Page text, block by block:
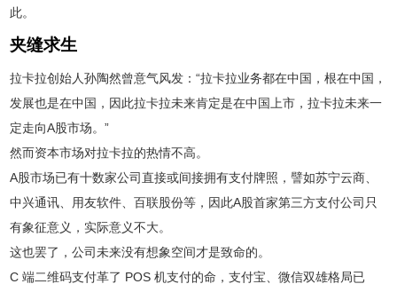
此。
夹缝求生
拉卡拉创始人孙陶然曾意气风发：“拉卡拉业务都在中国，根在中国，
发展也是在中国，因此拉卡拉未来肯定是在中国上市，拉卡拉未来一
定走向A股市场。”
然而资本市场对拉卡拉的热情不高。
A股市场已有十数家公司直接或间接拥有支付牌照，譬如苏宁云商、
中兴通讯、用友软件、百联股份等，因此A股首家第三方支付公司只
有象征意义，实际意义不大。
这也罢了，公司未来没有想象空间才是致命的。
C 端二维码支付革了 POS 机支付的命，支付宝、微信双雄格局已